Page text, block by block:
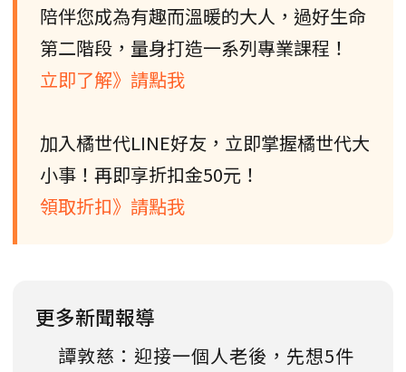
陪伴您成為有趣而溫暖的大人，過好生命
第二階段，量身打造一系列專業課程！
立即了解》請點我
加入橘世代LINE好友，立即掌握橘世代大
小事！再即享折扣金50元！
領取折扣》請點我
更多新聞報導
譚敦慈：迎接一個人老後，先想5件